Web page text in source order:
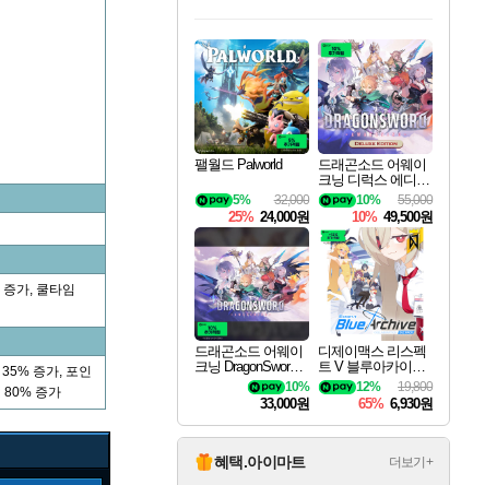
가, 쿨타임
증가, 포인
80% 증가
최대 90% 할인가를 만나보세요!
네이버혜택과 함께 만나보세요!
네이버 포인트 혜택까지!
이니&베니 혜택까지!
네이버 혜택가와 함께 예약하세요!
할인&네이버혜택으로 만나보세요!
네이버페이 혜택과 만나보세요!
40주년 프로모션으로 만나보세요!
할인가에 만나보세요!
일부 에디션 상시 할인!
혜택으로 예약 판매 중
편안하게 충전하세요
팰월드 Palworld
32,000
5%
25% 24,000원
드래곤소드 어웨이
크닝 디럭스 에디션
DragonSword Awake
ning Deluxe Edition
55,000
10%
10% 49,500원
드래곤소드 어웨이
크닝 DragonSword A
10%
33,000원
디제이맥스 리스펙
트 V 블루아카이브
팩 DJMAX RESPE
CT V Blue Archive P
ack DLC
19,800
12%
65% 6,930원
혜택.아이마트 더보기+
별땡 님께서